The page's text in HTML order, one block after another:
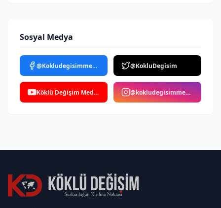
Sosyal Medya
@Kokludegisimmedya @KokluDegisim
Köklü Değişim Medya @kokludegisimmedya